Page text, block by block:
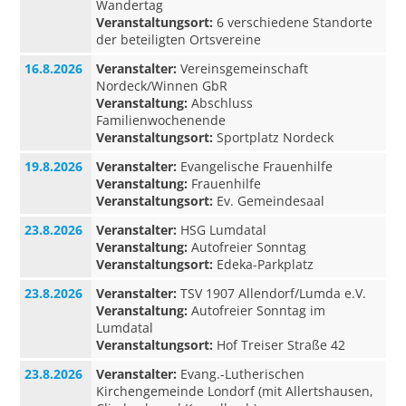
Wandertag
Veranstaltungsort: 6 verschiedene Standorte
der beteiligten Ortsvereine
16.8.2026
Veranstalter: Vereinsgemeinschaft
Nordeck/Winnen GbR
Veranstaltung: Abschluss
Familienwochenende
Veranstaltungsort: Sportplatz Nordeck
19.8.2026
Veranstalter: Evangelische Frauenhilfe
Veranstaltung: Frauenhilfe
Veranstaltungsort: Ev. Gemeindesaal
23.8.2026
Veranstalter: HSG Lumdatal
Veranstaltung: Autofreier Sonntag
Veranstaltungsort: Edeka-Parkplatz
23.8.2026
Veranstalter: TSV 1907 Allendorf/Lumda e.V.
Veranstaltung: Autofreier Sonntag im
Lumdatal
Veranstaltungsort: Hof Treiser Straße 42
23.8.2026
Veranstalter: Evang.-Lutherischen
Kirchengemeinde Londorf (mit Allertshausen,